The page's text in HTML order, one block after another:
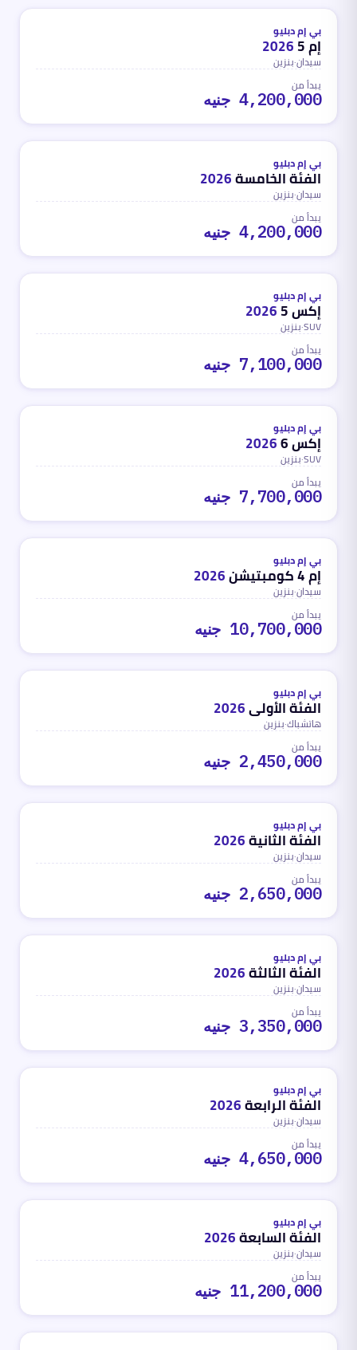
محدثمنذ شهر واحد تقريباً
بي إم دبليو
إم 5 2026
سيدان·بنزين
يبدأ من
4,200,000 جنيه
محدثمنذ شهر واحد تقريباً
بنزين
بي إم دبليو
الفئة الخامسة2026
سيدان·بنزين
يبدأ من
4,200,000 جنيه
محدثمنذ 3 أشهر
بنزين
بي إم دبليو
إكس 5 2026
SUV
·بنزين
يبدأ من
7,100,000 جنيه
محدثمنذ 3 أشهر
بنزين
بي إم دبليو
إكس 6 2026
SUV
·بنزين
يبدأ من
7,700,000 جنيه
محدثمنذ 3 أشهر
بنزين
بي إم دبليو
إم 4 كومبتيشن 2026
سيدان·بنزين
يبدأ من
10,700,000 جنيه
محدثمنذ 3 أشهر
بنزين
بي إم دبليو
الفئة الأولى2026
هاتشباك·بنزين
يبدأ من
2,450,000 جنيه
محدثمنذ 3 أشهر
بنزين
بي إم دبليو
الفئة الثانية2026
سيدان·بنزين
يبدأ من
2,650,000 جنيه
محدثمنذ 3 أشهر
بنزين
بي إم دبليو
الفئة الثالثة2026
سيدان·بنزين
يبدأ من
3,350,000 جنيه
محدثمنذ 3 أشهر
بنزين
بي إم دبليو
الفئة الرابعة2026
سيدان·بنزين
يبدأ من
4,650,000 جنيه
محدثمنذ 3 أشهر
بنزين
بي إم دبليو
الفئة السابعة2026
سيدان·بنزين
يبدأ من
11,200,000 جنيه
بنزين